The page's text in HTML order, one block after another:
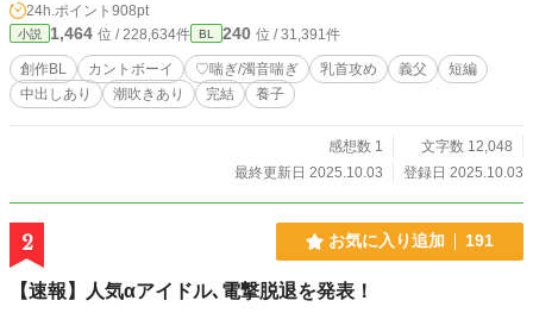
24h.ポイント 908pt
小説 1,464 位 / 228,634件 BL 240 位 / 31,391件
創作BL カントボーイ ♡喘ぎ/濁音喘ぎ 乳首攻め 義父
短編
中出しあり
潮吹きあり 完結 養子
感想数 1
文字数 12,048
最終更新日 2025.10.03
登録日 2025.10.03
2 お気に入り追加 191
【速報】人気αアイドル､電撃脱退を発表！